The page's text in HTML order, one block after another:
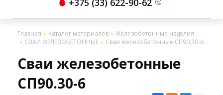
+375 (33) 622-90-62
Главная Каталог материалов
Железобетонные изделия
СВАИ ЖЕЛЕЗОБЕТОННЫЕ
Сваи железобетонные СП90.30-6
Сваи железобетонные
СП90.30-6